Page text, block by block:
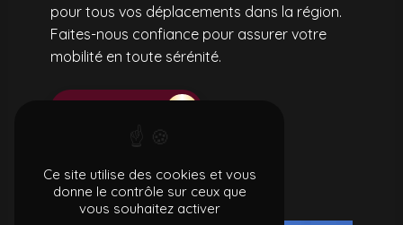
pour tous vos déplacements dans la région.
Faites-nous confiance pour assurer votre
mobilité en toute sérénité.
Ce site utilise des cookies et vous
donne le contrôle sur ceux que
vous souhaitez activer